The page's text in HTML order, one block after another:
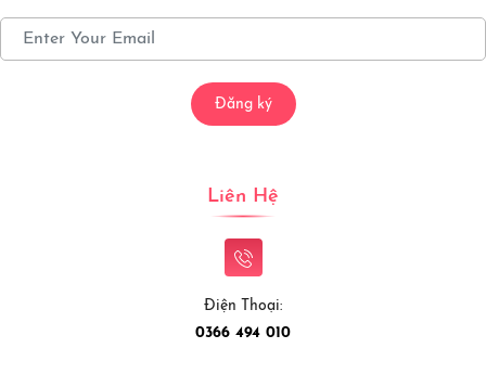
Đăng ký
Liên Hệ
Điện Thoại:
0366 494 010